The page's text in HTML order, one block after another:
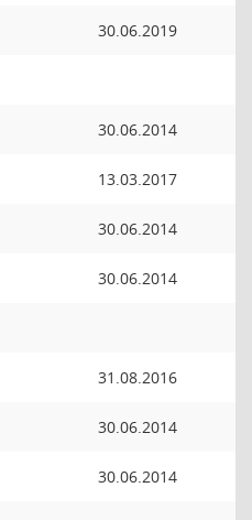
30.06.2019
30.06.2014
13.03.2017
30.06.2014
30.06.2014
31.08.2016
30.06.2014
30.06.2014